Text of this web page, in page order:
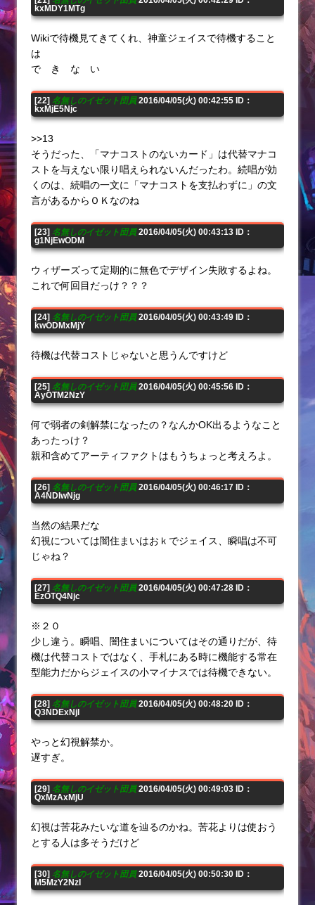
kxMDY1MTg
Wikiで待機見てきてくれ、神童ジェイスで待機すること
は
で き な い
[22] 名無しのイゼット団員2016/04/05(火) 00:42:55 ID：
kxMjE5Njc
>>13
そうだった、「マナコストのないカード」は代替マナコ
ストを与えない限り唱えられないんだったわ。続唱が効
くのは、続唱の一文に「マナコストを支払わずに」の文
言があるからＯＫなのね
[23] 名無しのイゼット団員2016/04/05(火) 00:43:13 ID：
g1NjEwODM
ウィザーズって定期的に無色でデザイン失敗するよね。
これで何回目だっけ？？？
[24] 名無しのイゼット団員2016/04/05(火) 00:43:49 ID：
kwODMxMjY
待機は代替コストじゃないと思うんですけど
[25] 名無しのイゼット団員2016/04/05(火) 00:45:56 ID：
AyOTM2NzY
何で弱者の剣解禁になったの？なんかOK出るようなこと
あったっけ？
親和含めてアーティファクトはもうちょっと考えろよ。
[26] 名無しのイゼット団員2016/04/05(火) 00:46:17 ID：
A4NDIwNjg
当然の結果だな
幻視については闇住まいはおｋでジェイス、瞬唱は不可
じゃね？
[27] 名無しのイゼット団員2016/04/05(火) 00:47:28 ID：
EzOTQ4Njc
※２０
少し違う。瞬唱、闇住まいについてはその通りだが、待
機は代替コストではなく、手札にある時に機能する常在
型能力だからジェイスの小マイナスでは待機できない。
[28] 名無しのイゼット団員2016/04/05(火) 00:48:20 ID：
Q3NDExNjI
やっと幻視解禁か。
遅すぎ。
[29] 名無しのイゼット団員2016/04/05(火) 00:49:03 ID：
QxMzAxMjU
幻視は苦花みたいな道を辿るのかね。苦花よりは使おう
とする人は多そうだけど
[30] 名無しのイゼット団員2016/04/05(火) 00:50:30 ID：
M5MzY2NzI